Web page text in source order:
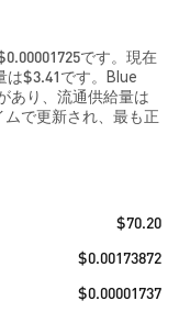
です。現在
は$3.41です。Blue
あり、流通供給量は
で更新され、最も正
$70.20
$0.00173872
$0.00001737